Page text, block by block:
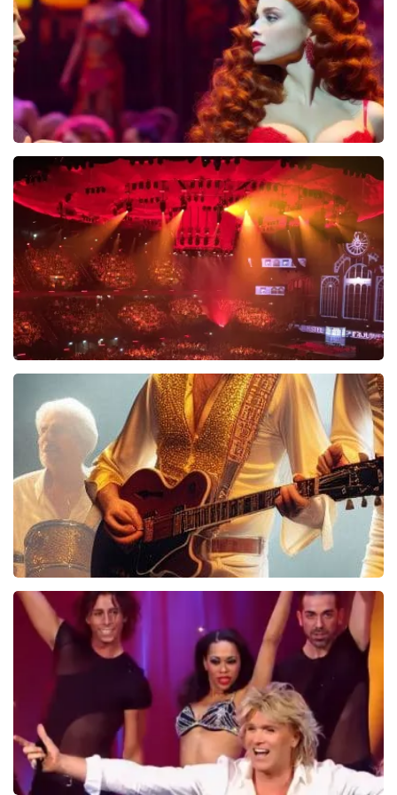
BEKIJKEN
Pretty Woman
44reviews
BEKIJKEN
Vrienden Van Amstel Live
1252+reviews
BEKIJKEN
Bee Gees Forever
845+
BEKIJKEN